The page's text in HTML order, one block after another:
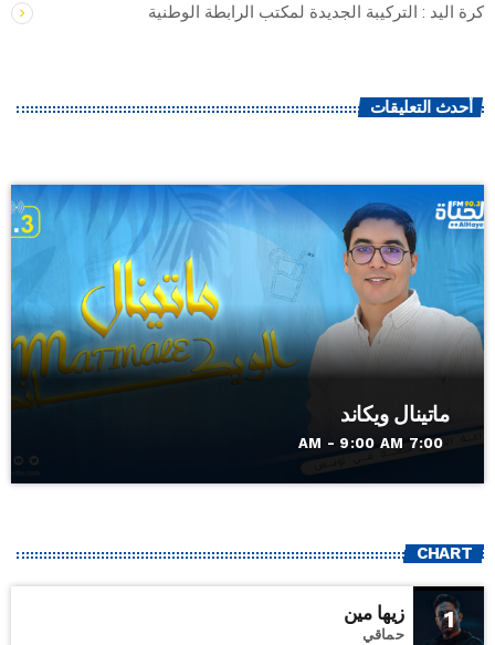
كرة اليد : التركيبة الجديدة لمكتب الرابطة الوطنية
أحدث التعليقات
ماتينال ويكاند
7:00 AM - 9:00 AM
CHART
1 زيها مين
حماقي